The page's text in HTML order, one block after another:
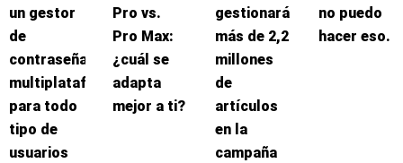
un gestor
de
contraseñas
multiplataforma
para todo
tipo de
usuarios
Pro vs.
Pro Max:
¿cuál se
adapta
mejor a ti?
gestionará
más de 2,2
millones
de
artículos
en la
campaña
no puedo
hacer eso.